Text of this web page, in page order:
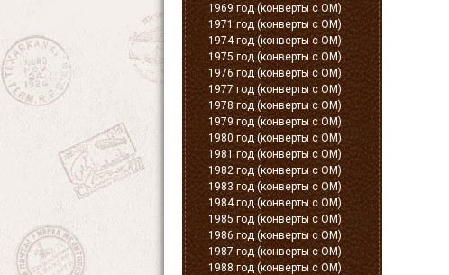
1969 год (конверты с ОМ)
1971 год (конверты с ОМ)
1974 год (конверты с ОМ)
1975 год (конверты с ОМ)
1976 год (конверты с ОМ)
1977 год (конверты с ОМ)
1978 год (конверты с ОМ)
1979 год (конверты с ОМ)
1980 год (конверты с ОМ)
1981 год (конверты с ОМ)
1982 год (конверты с ОМ)
1983 год (конверты с ОМ)
1984 год (конверты с ОМ)
1985 год (конверты с ОМ)
1986 год (конверты с ОМ)
1987 год (конверты с ОМ)
1988 год (конверты с ОМ)